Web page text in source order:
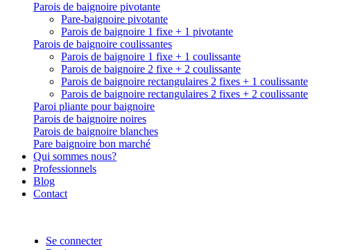
Parois de baignoire pivotante
Pare-baignoire pivotante
Parois de baignoire 1 fixe + 1 pivotante
Parois de baignoire coulissantes
Parois de baignoire 1 fixe + 1 coulissante
Parois de baignoire 2 fixe + 2 coulissante
Parois de baignoire rectangulaires 2 fixes + 1 coulissante
Parois de baignoire rectangulaires 2 fixes + 2 coulissante
Paroi pliante pour baignoire
Parois de baignoire noires
Parois de baignoire blanches
Pare baignoire bon marché
Qui sommes nous?
Professionnels
Blog
Contact
Se connecter